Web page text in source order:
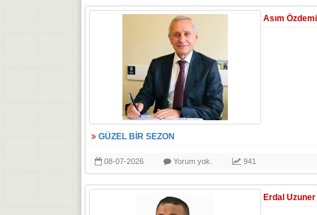
Asım
GÜZEL BİR SEZON
08-07-2026 Yorum yok. 941
Erdal Uzuner